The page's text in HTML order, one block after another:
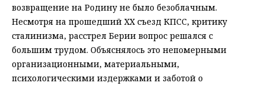
возвращение на Родину не было безоблачным.
Несмотря на прошедший XX съезд КПСС, критику
сталинизма, расстрел Берии вопрос решался с
большим трудом. Объяснялось это непомерными
организационными, материальными,
психологическими издержками и заботой о